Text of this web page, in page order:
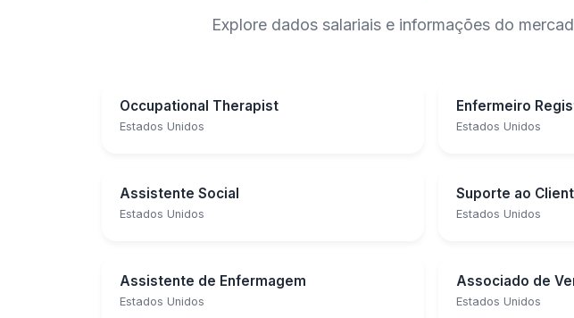
Explore dados salariais e informações do
Occupational Therapist
Estados Unidos
Enfermeiro
Estados Unidos
Assistente Social
Estados Unidos
Suporte ao
Estados Unidos
Assistente de Enfermagem
Estados Unidos
Associado de
Estados Unidos